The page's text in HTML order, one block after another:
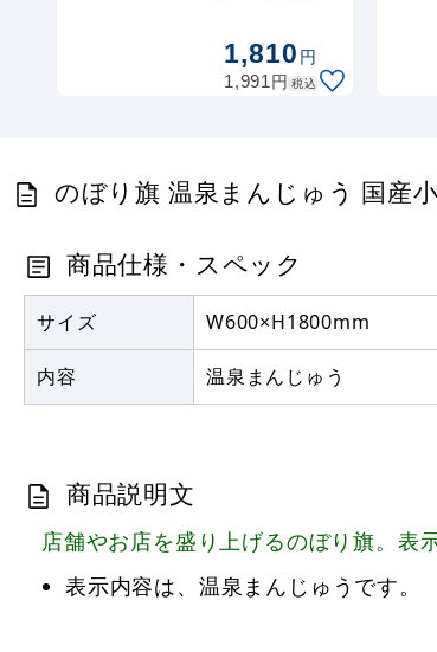
1,810円
1,991円 税込
のぼり旗 温泉まんじゅう 国産
商品仕様・スペック
サイズ W600×H1800mm
内容 温泉まんじゅう
商品説明文
店舗やお店を盛り上げるのぼり旗。表
表示内容は、温泉まんじゅうです。